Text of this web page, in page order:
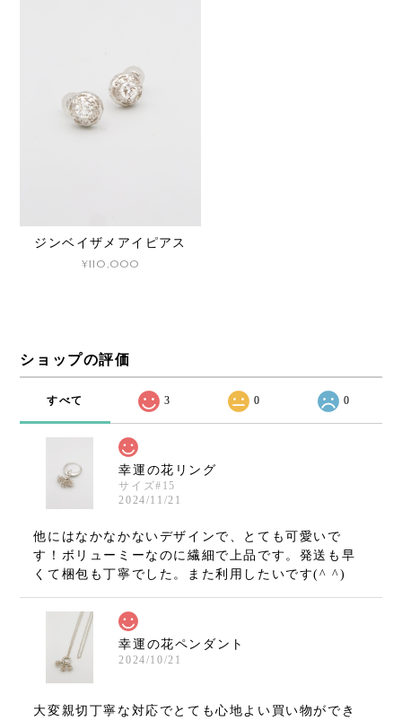
ジンベイザメアイピアス
¥110,000
ショップの評価
すべて 3 0 0
幸運の花リング
サイズ#15
2024/11/21
他にはなかなかないデザインで、とても可愛いで
す！ボリューミーなのに繊細で上品です。発送も早
くて梱包も丁寧でした。また利用したいです(^ ^)
幸運の花ペンダント
2024/10/21
大変親切丁寧な対応でとても心地よい買い物ができ